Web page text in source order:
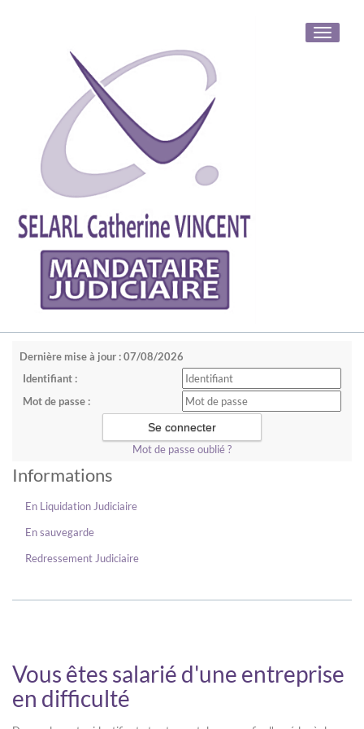
Toggle
Dernière mise à jour : 07/08/2026
Identifiant :
Mot de passe :
Mot de passe oublié ?
Informations
En Liquidation Judiciaire
En sauvegarde
Redressement Judiciaire
Vous êtes salarié d'une entreprise
en difficulté